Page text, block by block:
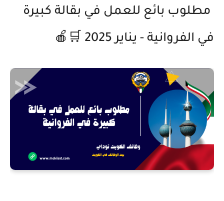
مطلوب بائع للعمل في بقالة كبيرة
في الفروانية - يناير 2025 🛒🍎